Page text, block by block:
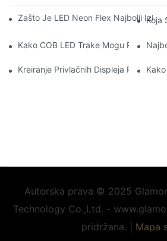
Zašto Je LED Neon Flex Najbolji Koja
Kako COB LED Trake Mogu
Kreiranje Privlačnih Displeja Pomoću
Autorska prava © 2025
Technology Co.,Ltd. -
pridržana. |
Mapa